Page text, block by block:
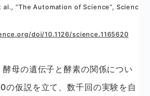
al., “The Automation of Science”, Scienc
doi/10.1126/science.1165620
酵母の遺伝子と酵素の関係につい
の仮説を立て、数千回の実験を自